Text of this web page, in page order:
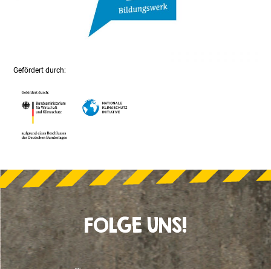
Gefördert durch:
FOLGE UNS!